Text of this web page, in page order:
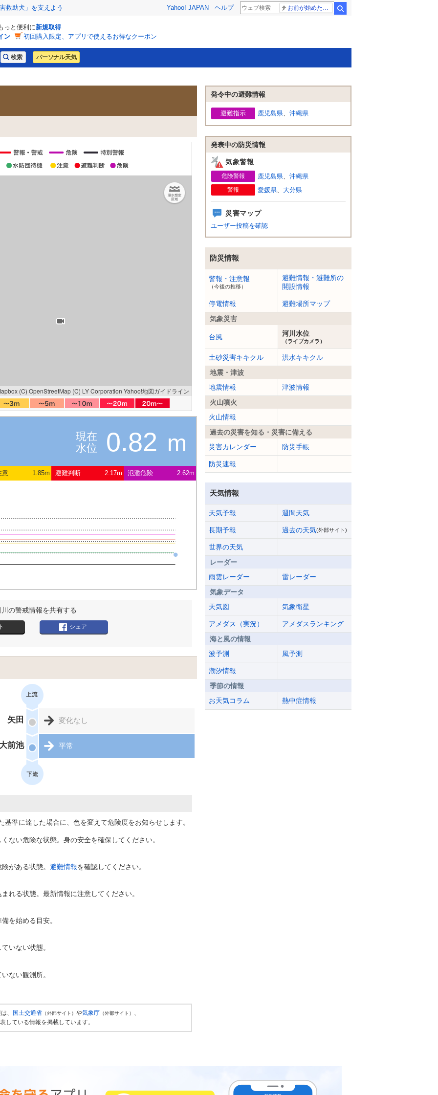
救助犬」を支えよう Yahoo! JAPAN ヘルプ
っと便利に新規取得
ン
初回購入限定、アプリで使えるお得なクーポン
パーソナル天気
(C) OpenStreetMap (C) LY Corporation Yahoo!地図ガイドライン
現在
水位
0.82 m
意 1.85m 避難判断 2.17m 氾濫危険 2.62m
の警戒情報を共有する
シェア
矢田 変化なし
前池 平常
準に達した場合に、色を変えて危険度をお知らせします。
ない危険な状態。身の安全を確保してください。
がある状態。 避難情報を確認してください。
れる状態。最新情報に注意してください。
を始める目安。
いない状態。
ない観測所。
、 国土交通省 （外部サイト） や気象庁 （外部サイト） 、
している情報を掲載しています。
発令中の避難情報
避難指示 鹿児島県、 沖縄県
発表中の防災情報
気象警報
危険警報 鹿児島県、 沖縄県
警報 愛媛県、 大分県
災害マップ
ユーザー投稿を確認
防災情報
警報・注意報
（今後の推移）
避難情報・避難所の
開設情報
停電情報
避難場所マップ
気象災害
台風 河川水位
（ライブカメラ）
土砂災害キキクル
洪水キキクル
地震・津波
地震情報
津波情報
火山噴火
火山情報
過去の災害を知る・災害に備える
災害カレンダー
防災手帳
防災速報
天気情報
天気予報 週間天気
長期予報 過去の天気(外部サイト)
世界の天気
レーダー
雨雲レーダー
雷レーダー
気象データ
天気図
気象衛星
アメダス（実況）
アメダスランキング
海と風の情報
波予測
風予測
潮汐情報
季節の情報
お天気コラム
熱中症情報